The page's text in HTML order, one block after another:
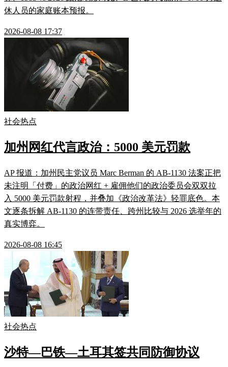
休人员的家庭账本预报。
2026-08-08 17:37
社会热点
加州网红代言政治：5000 美元罚款
AP 报道：加州民主党议员 Marc Berman 的 AB-1130 法案正把
未注明「付费」的政治网红 + 雇佣他们的政治委员会双双拉
入 5000 美元罚款射程，并叠加《政治改革法》轻罪底色。本
文逐条拆解 AB-1130 的连带责任、跨州比较与 2026 选举年的
真实博弈。
2026-08-08 16:45
社会热点
沙特—巴铁—土耳其签共同防御协议